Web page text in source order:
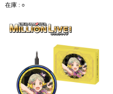
在庫 : ○